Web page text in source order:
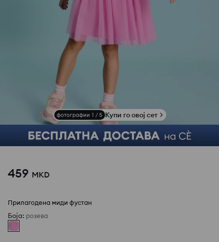
фотографии 1 / 5 Купи го овој сет
459 MKD
Прилагодена миди фустан
Боја: розева